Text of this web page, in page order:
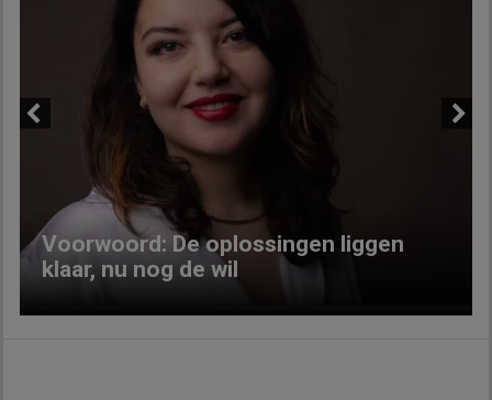
Voorwoord: De oplossingen liggen
klaar, nu nog de wil